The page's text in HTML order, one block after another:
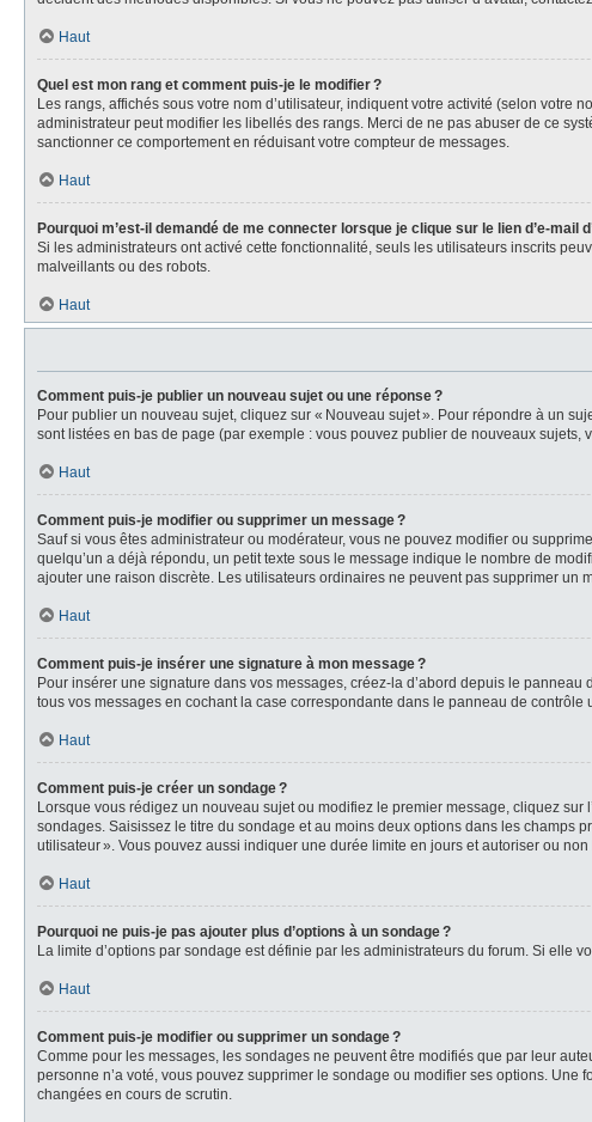
Haut
Quel est mon rang et comment puis-je le modifier ?
Les rangs, affichés sous votre nom d’utilisateur, indiquent votre activité (selon
administrateur peut modifier les libellés des rangs. Merci de ne pas abuser de ce
sanctionner ce comportement en réduisant votre compteur de messages.
Haut
Pourquoi m’est-il demandé de me connecter lorsque je clique sur le lien d’e-mail
Si les administrateurs ont activé cette fonctionnalité, seuls les utilisateurs inscrits
malveillants ou des robots.
Haut
Comment puis-je publier un nouveau sujet ou une réponse ?
Pour publier un nouveau sujet, cliquez sur « Nouveau sujet ». Pour répondre à un
sont listées en bas de page (par exemple : vous pouvez publier de nouveaux sujets,
Haut
Comment puis-je modifier ou supprimer un message ?
Sauf si vous êtes administrateur ou modérateur, vous ne pouvez modifier ou
quelqu’un a déjà répondu, un petit texte sous le message indique le nombre de
ajouter une raison discrète. Les utilisateurs ordinaires ne peuvent pas supprimer un
Haut
Comment puis-je insérer une signature à mon message ?
Pour insérer une signature dans vos messages, créez-la d’abord depuis le
tous vos messages en cochant la case correspondante dans le panneau de
Haut
Comment puis-je créer un sondage ?
Lorsque vous rédigez un nouveau sujet ou modifiez le premier message, cliquez
sondages. Saisissez le titre du sondage et au moins deux options dans les champs
utilisateur ». Vous pouvez aussi indiquer une durée limite en jours et autoriser ou
Haut
Pourquoi ne puis-je pas ajouter plus d’options à un sondage ?
La limite d’options par sondage est définie par les administrateurs du forum. Si elle
Haut
Comment puis-je modifier ou supprimer un sondage ?
Comme pour les messages, les sondages ne peuvent être modifiés que par leur
personne n’a voté, vous pouvez supprimer le sondage ou modifier ses options.
changées en cours de scrutin.